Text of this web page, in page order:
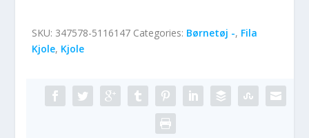
SKU: 347578-5116147 Categories: Børnetøj -, Fila
Kjole, Kjole